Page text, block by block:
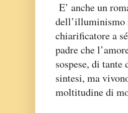
E’ anche un
dell’illuminismo
chiarificatore a
padre che
sospese, di
sintesi, ma
moltitudine di